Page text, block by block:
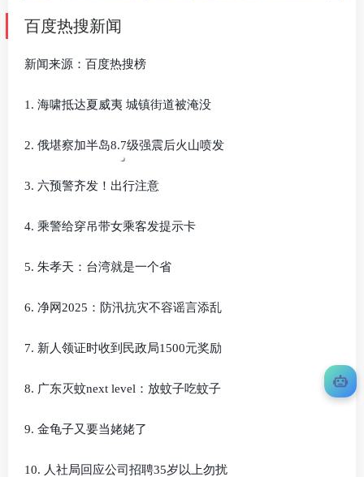
百度热搜新闻
新闻来源：百度热搜榜
1. 海啸抵达夏威夷 城镇街道被淹没
2. 俄堪察加半岛8.7级强震后火山喷发
3. 六预警齐发！出行注意
4. 乘警给穿吊带女乘客发提示卡
5. 朱孝天：台湾就是一个省
6. 净网2025：防汛抗灾不容谣言添乱
7. 新人领证时收到民政局1500元奖励
8. 广东灭蚊next level：放蚊子吃蚊子
9. 金龟子又要当姥姥了
10. 人社局回应公司招聘35岁以上勿扰